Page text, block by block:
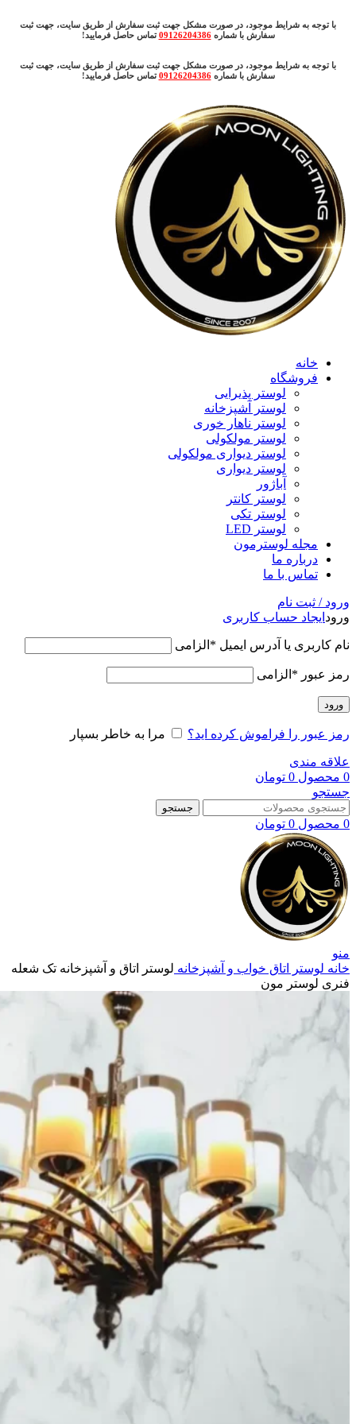
با توجه به شرایط موجود، در صورت مشکل جهت ثبت سفارش از طریق سایت، جهت ثبت
سفارش با شماره09126204386 تماس حاصل فرمایید!
با توجه به شرایط موجود، در صورت مشکل جهت ثبت سفارش از طریق سایت، جهت ثبت
سفارش با شماره09126204386 تماس حاصل فرمایید!
خانه
فروشگاه
لوستر پذیرایی
لوستر آشپزخانه
لوستر ناهار خوری
لوستر مولکولی
لوستر دیواری مولکولی
لوستر دیواری
آباژور
لوستر کانتر
لوستر تکی
لوستر LED
مجله لوسترمون
درباره ما
تماس با ما
ورود / ثبت نام
ورود ایجاد حساب کاربری
نام کاربری یا آدرس ایمیل * الزامی
رمز عبور * الزامی
ورود
رمز عبور را فراموش کرده اید؟ مرا به خاطر بسپار
علاقه مندی
0 محصول 0 تومان
جستجو
جستجو
0 محصول 0 تومان
منو
خانه لوستر اتاق خواب و آشپزخانه لوستر اتاق و آشپزخانه تک شعله
فنری لوستر مون